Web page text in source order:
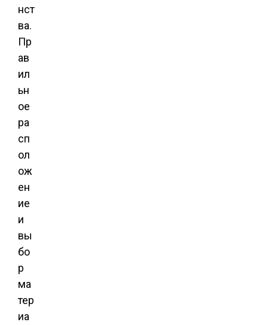
нст
ва.
Пр
ав
ил
ьн
ое
ра
сп
ол
ож
ен
ие
и
вы
бо
р
ма
тер
иа